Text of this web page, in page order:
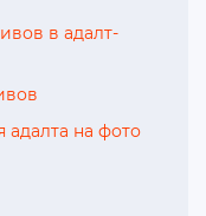
в адалт-
на фото